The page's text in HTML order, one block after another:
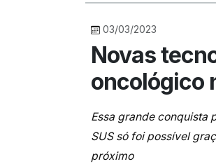
03/03/2023
Novas
oncológico
Essa grande conquista
SUS só foi possível
próximo